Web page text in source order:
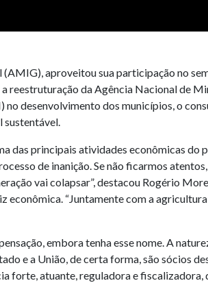
aproveitou sua participação no
reestruturação da Agência Nacional de
no desenvolvimento dos municípios, o
sustentável.
das principais atividades econômicas do
de inanição. Se não ficarmos
vai colapsar”, destacou Rogério
“Juntamente com a
embora tenha esse nome. A
e a União, de certa forma, são sócios
forte, atuante, reguladora e fiscalizadora,